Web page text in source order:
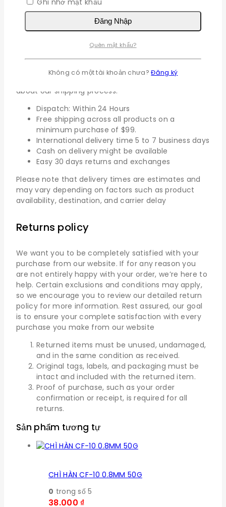
options to suit your needs, including standard,
expedited, and express shipping. Our dedicated
team works diligently to process and dispatch your
orders promptly, aiming to deliver them to your
We strive to provide fast and reliable shipping to our
about our shipping process:
Dispatch: Within 24 Hours
Free shipping across all products on a
minimum purchase of $99.
International delivery time 5 to 7 business days
Cash on delivery might be available
Easy 30 days returns and exchanges
Please note that delivery times are estimates and
may vary depending on factors such as product
availability, destination, and carrier delay
Returns policy
We want you to be completely satisfied with your
purchase from our website. If for any reason you
are not entirely happy with your order, we’re here to
help. Certain exclusions and conditions may apply,
so we encourage you to review our detailed return
policy for more information. Rest assured, our goal
is to ensure your complete satisfaction with every
purchase you make from our website
Returned items must be unused, undamaged,
and in the same condition as received.
Original tags, labels, and packaging must be
intact and included with the returned item.
Proof of purchase, such as your order
confirmation or receipt, is required for all
returns.
Sản phẩm tương tự
CHÌ HÀN CF-10 0.8MM 50G
0 trong số 5
38.000 ₫
Đăng Nhập
Quên mật khẩu?
Không có một tài khoản chưa?Đăng ký